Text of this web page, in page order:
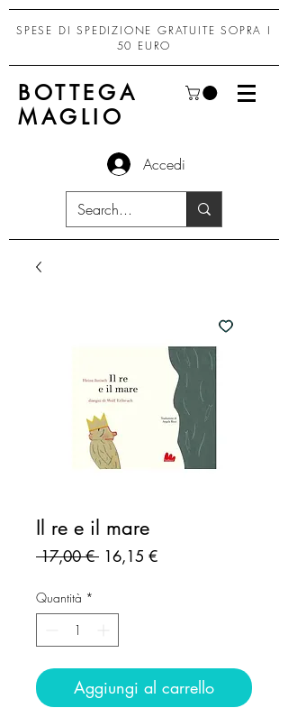
SPESE DI SPEDIZIONE GRATUITE SOPRA I
50 EURO
BOTTEGA
MAGLIO
Accedi
Il re e il mare
17,00 € Prezzo
16,15 €Prezzo
Quantità *
Aggiungi al carrello